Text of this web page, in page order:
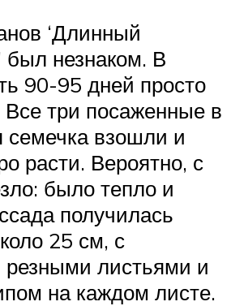
‘Длинный
был незнаком. В
90-95 дней просто
Все три посаженные в
семечка взошли и
расти. Вероятно, с
было тепло и
получилась
25 см, с
листьями и
на каждом листе.